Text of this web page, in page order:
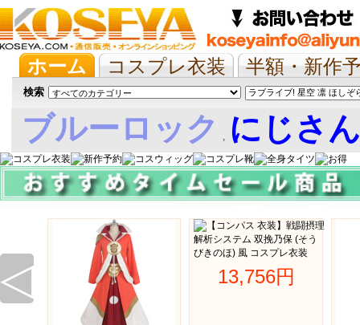
ホーム コスプレ衣装
半額・新作
抱き枕/布団/シーツ
ツイステ ウマ
検索
ブルーロック , にじさ
娘
◁ 13,756円